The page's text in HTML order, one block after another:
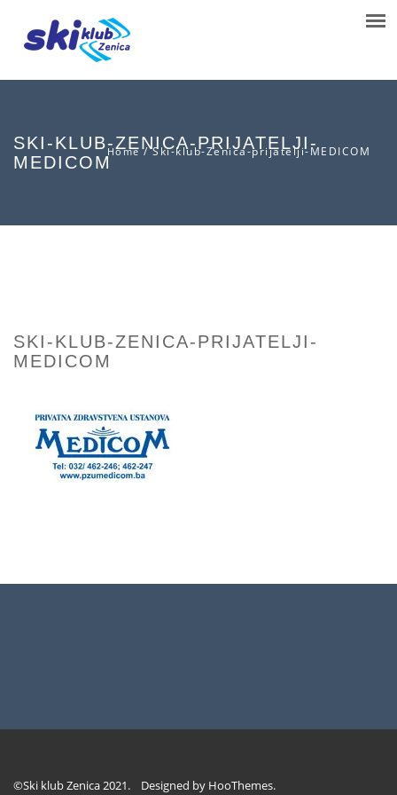
SKI-KLUB-ZENICA-PRIJATELJI-
MEDICOM
Home / Ski-klub-Zenica-prijatelji-MEDICOM
SKI-KLUB-ZENICA-PRIJATELJI-
MEDICOM
©Ski klub Zenica 2021. Designed by HooThemes.